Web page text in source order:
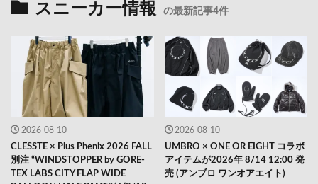
スニーカー情報 の最新記事4件
2026-08-10
CLESSTE × Plus Phenix 2026 FALL
別注 “WINDSTOPPER by GORE-
TEX LABS CITY FLAP WIDE
2026-08-10
UMBRO × ONE OR EIGHT コラボ
アイテムが2026年 8/14 12:00 発
売 (アンブロ ワンオアエイト)